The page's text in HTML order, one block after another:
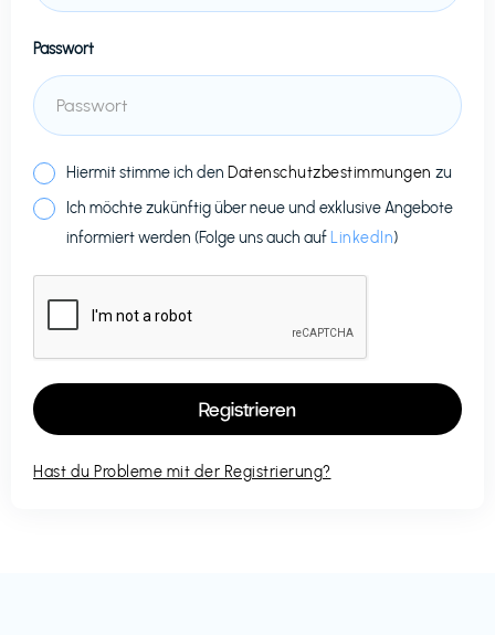
Passwort
Hiermit stimme ich den Datenschutzbestimmungen zu
Ich möchte zukünftig über neue und exklusive Angebote
informiert werden (Folge uns auch auf LinkedIn)
Hast du Probleme mit der Registrierung?